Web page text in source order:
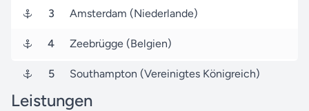
Tagen den Zielhafen Southampton (Vereinigtes
Seereisen.de ist Ihr verlässlicher Partner für Cunard
Line-Reisen und unser Ziel ist es, Ihnen mit unserer
Reiseerlebnis zu bieten.
3 Amsterdam (Niederlande)
4 Zeebrügge (Belgien)
5 Southampton (Vereinigtes Königreich)
Leistungen